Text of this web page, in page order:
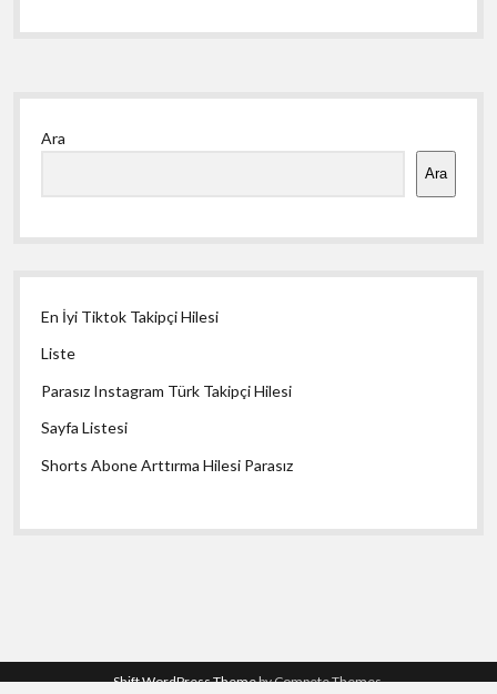
Yan
Menü
Ara
Ara
En İyi Tiktok Takipçi Hilesi
Liste
Parasız Instagram Türk Takipçi Hilesi
Sayfa Listesi
Shorts Abone Arttırma Hilesi Parasız
Shift WordPress Themeby Compete Themes.